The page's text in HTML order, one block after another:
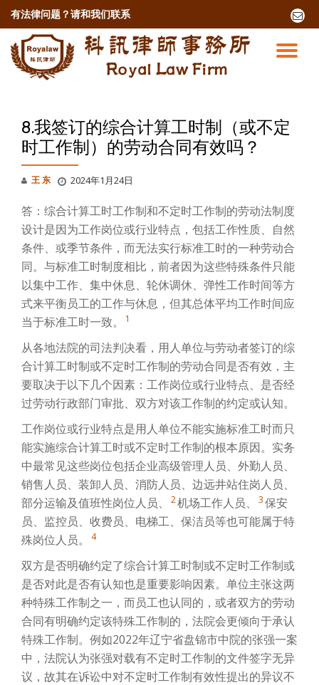
有法律问题？请和我们联系
fa-
o
切
导
8.我签订的综合计算工时制（或不定
时工作制）的劳动合同有效吗？
王 东 2024年1月24日
答：综合计算工时工作制和不定时工作制的劳动法制度
设计是因为工作岗位或行业特点，包括工作性质、自然
条件、或季节条件，而无法实行标准工时的一种劳动合
同。与标准工时制度相比，前者因为这些特殊条件只能
以集中工作、集中休息、轮休调休、弹性工作时间等方
式来平衡员工的工作与休息，但其总体平均工作时间应
当于标准工时一致。
1
从各地法院的司法判决看，用人单位与劳动者签订的综
合计算工时制或不定时工作制的劳动合同是否有效，主
要取决于以下几个因素：工作岗位或行业特点、是否经
过劳动行政部门审批、双方对该工作制的约定或认知。
工作岗位或行业特点是用人单位不能实施标准工时而只
能实施综合计算工时或不定时工作制的根本原因。实务
中最常见这些岗位包括企业高级管理人员、外勤人员、
销售人员、装卸人员、消防人员、边远井站住岗人员、
部分运输及值班性岗位人员、
2机场工作人员、 3保安
员、监控员、收费员、电梯工、保洁员等也可能属于特
殊岗位人员。
4
双方是否明确约定了综合计算工时制或不定时工作制或
是否对此是否有认知也是重要影响因素。单位主张这两
种特殊工作制之一，而员工也认同的，或者双方的劳动
合同有明确约定该特殊工作制的，法院会更倾向于承认
特殊工作制。例如2022年辽宁省盘锦市中院的张强一案
中，法院认为张强对载有不定时工作制的文件签字无异
议，故其在诉讼中对不定时工作制有效性提出的异议不